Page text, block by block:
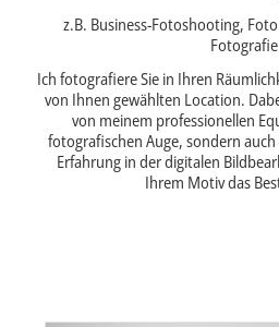
z.B. Business-Fotoshooting,
Fotografie
Ich fotografiere Sie in Ihren
von Ihnen gewählten Location.
von meinem professionellen
fotografischen Auge, sondern
Erfahrung in der digitalen
Ihrem Motiv das